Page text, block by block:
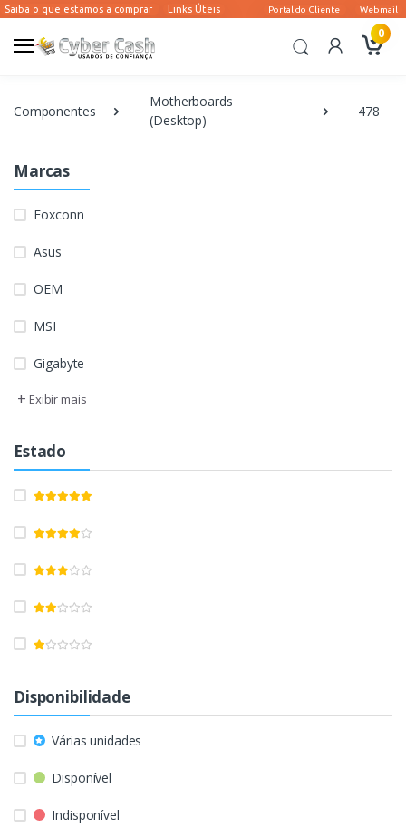
0
Componentes
Motherboards
(Desktop)
478
Marcas
Foxconn
Asus
OEM
MSI
Gigabyte
+ Exibir mais
Estado
Disponibilidade
Várias unidades
Disponível
Indisponível